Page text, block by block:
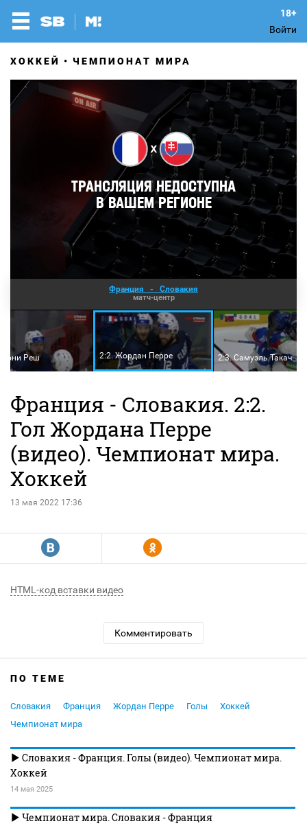
Войти
ХОККЕЙ ЧЕМПИОНАТ МИРА
Франция - Словакия
матч-центр
Реш 2:2. Жордан Перре 2:3. Самуэль Такач
Франция - Словакия. 2:2.
Гол Жордана Перре
(видео). Чемпионат мира.
Хоккей
13 мая 2022 17:36
R Y
HTML-код вставки видео
Комментировать
ПО ТЕМЕ
Словакия Франция Жордан Перре Голы
Хоккей
Чемпионат мира
Словакия - Франция. Голы (видео). Чемпионат мира.
Хоккей
14 мая 2025
Чемпионат мира. Словакия - Франция